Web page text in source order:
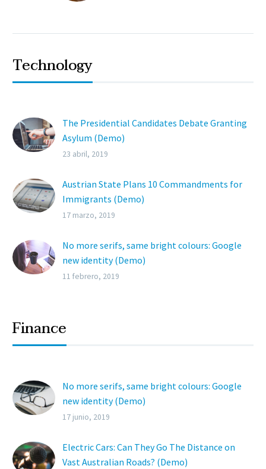
Technology
The Presidential Candidates Debate Granting
Asylum (Demo)
Lorem ipsum dolor sit ametcon sectetur
labore et dolore.
23 abril, 2019
Austrian State Plans 10 Commandments for
Immigrants (Demo)
Lorem ipsum dolor sit ametcon sectetur
labore et dolore.
17 marzo, 2019
No more serifs, same bright colours: Google
new identity (Demo)
Lorem ipsum dolor sit ametcon sectetur
11 febrero, 2019
Finance
No more serifs, same bright colours: Google
new identity (Demo)
Lorem ipsum dolor sit ametcon sectetur
labore et dolore.
17 junio, 2019
Electric Cars: Can They Go The Distance on
Vast Australian Roads? (Demo)